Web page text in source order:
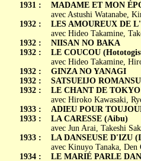
1931 :
1932 :
1932 :
1932 :
1932 :
1932 :
1932 :
1933 :
1933 :
1933 :
1934 :
MADAME ET MON
avec Astushi Watanabe,
LES AMOUREUX DE
avec Hideo Takamine,
NIISAN NO BAKA
LE COUCOU
avec Hideo Takamine,
GINZA NO YANAGI
SATSUEIJO
LE CHANT DE
avec Hiroko Kawasaki,
ADIEU POUR
LA CARESSE (Aibu)
avec Jun Arai, Takeshi
LA DANSEUSE D'IZU
avec Kinuyo Tanaka, Den
LE MARIÉ PARLE